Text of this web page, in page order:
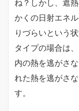
ね？しかし、遮
かくの日射エネ
りづらいという
タイプの場合は
内の熱を逃がさ
れた熱を逃がさ
す。